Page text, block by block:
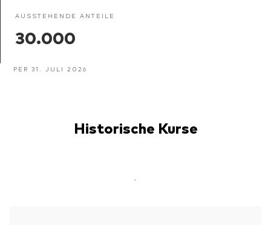
AUSSTEHENDE ANTEILE
30.000
PER 31. JULI 2026
Historische Kurse
-